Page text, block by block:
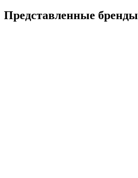
Представленные бренды